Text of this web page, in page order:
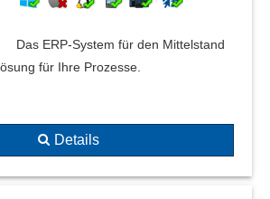
Das ERP-System für den Mittelstand
für Ihre Prozesse.
Details